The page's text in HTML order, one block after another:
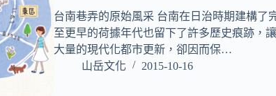
台南巷弄的原始風采 台南在日治時期建構了
至更早的荷據年代也留下了許多歷史痕跡，
大量的現代化都市更新，卻因而保…
山岳文化
2015-10-16